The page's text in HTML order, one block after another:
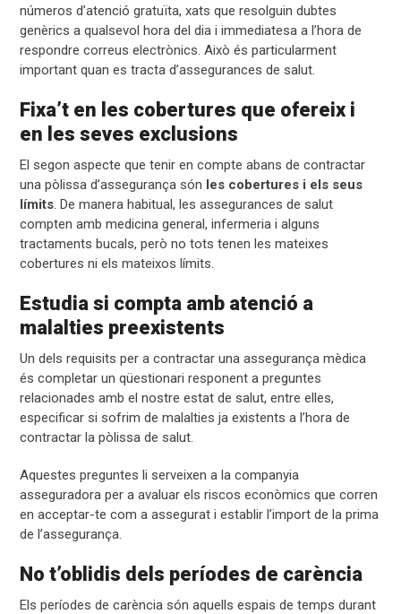
números d’atenció gratuïta, xats que resolguin dubtes
genèrics a qualsevol hora del dia i immediatesa a l’hora de
respondre correus electrònics. Això és particularment
important quan es tracta d’assegurances de salut.
Fixa’t en les cobertures que ofereix i
en les seves exclusions
El segon aspecte que tenir en compte abans de contractar
una pòlissa d’assegurança són les cobertures i els seus
límits. De manera habitual, les assegurances de salut
compten amb medicina general, infermeria i alguns
tractaments bucals, però no tots tenen les mateixes
cobertures ni els mateixos límits.
Estudia si compta amb atenció a
malalties preexistents
Un dels requisits per a contractar una assegurança mèdica
és completar un qüestionari responent a preguntes
relacionades amb el nostre estat de salut, entre elles,
especificar si sofrim de malalties ja existents a l’hora de
contractar la pòlissa de salut.
Aquestes preguntes li serveixen a la companyia
asseguradora per a avaluar els riscos econòmics que corren
en acceptar-te com a assegurat i establir l’import de la prima
de l’assegurança.
No t’oblidis dels períodes de carència
Els períodes de carència són aquells espais de temps durant